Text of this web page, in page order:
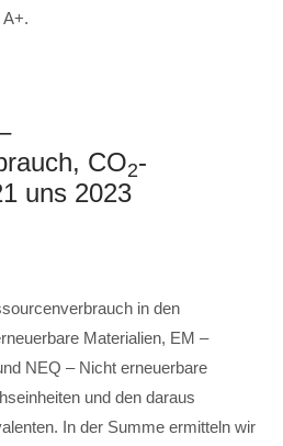
CO2-
uns 2023
in den
Materialien, EM –
NEQ – Nicht erneuerbare
und den daraus
In der Summe ermitteln wir